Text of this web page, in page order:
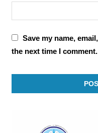
Save my name,
the next time I comment.